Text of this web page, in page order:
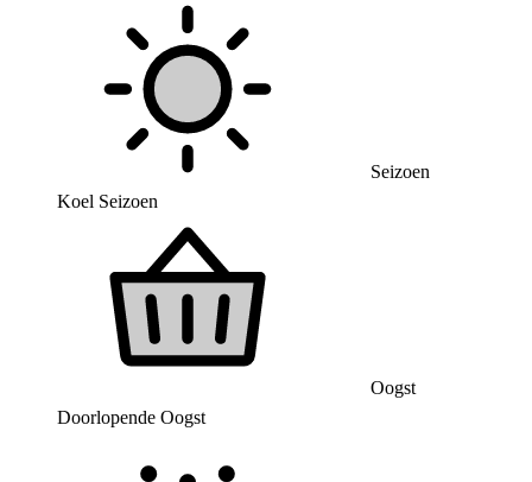
Seizoen
Koel Seizoen
Oogst
Doorlopende Oogst